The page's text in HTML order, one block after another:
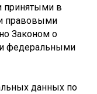
принятыми в
правовыми
Законом о
федеральными
данных по